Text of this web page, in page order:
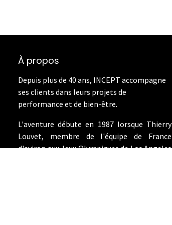
À propos
Depuis plus de 40 ans, INCEPT accompagne
ses clients dans leurs projets de
performance et de bien-être.
L'aventure débute en 1987 lorsque Thierry
Louvet, membre de l'équipe de France
d'aviron aux Jeux Olympiques de Los Angeles